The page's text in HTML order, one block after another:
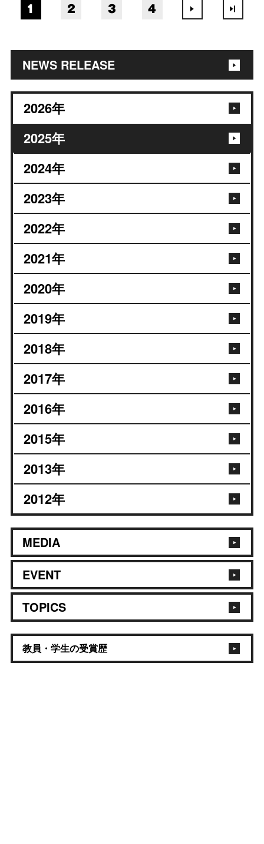
NEWS RELEASE
2026年
2025年
2024年
2023年
2022年
2021年
2020年
2019年
2018年
2017年
2016年
2015年
2013年
2012年
MEDIA
EVENT
TOPICS
教員・学生の受賞歴
1 2 3 4